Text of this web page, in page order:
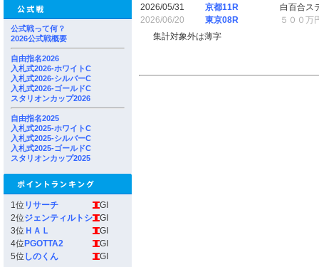
公式戦って何？
2026公式戦概要
自由指名2026
入札式2026-ホワイトC
入札式2026-シルバーC
入札式2026-ゴールドC
スタリオンカップ2026
自由指名2025
入札式2025-ホワイトC
入札式2025-シルバーC
入札式2025-ゴールドC
スタリオンカップ2025
1位 リサーチ
GI
2位ジェンティルトシ
GI
3位 ＨＡＬ
GI
4位 PGOTTA2
GI
5位 しのくん
GI
2026/05/31
京都11R
白百合ス
2026/06/20
東京08R
５００万
集計対象外は薄字